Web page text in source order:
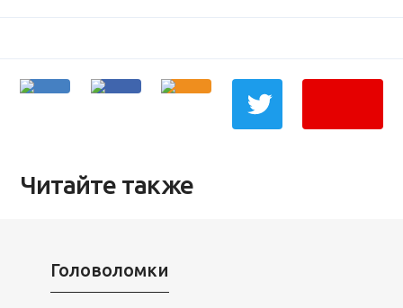
Читайте также
Головоломки